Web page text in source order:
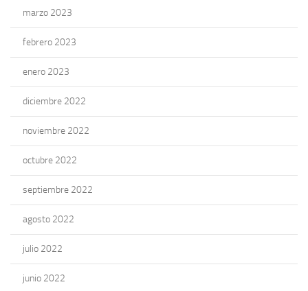
marzo 2023
febrero 2023
enero 2023
diciembre 2022
noviembre 2022
octubre 2022
septiembre 2022
agosto 2022
julio 2022
junio 2022